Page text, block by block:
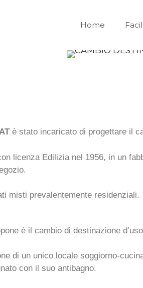
Home
è stato incaricato di progettare il
licenza Edilizia nel 1956, in un
misti prevalentemente residenziali.
è il cambio di destinazione
di un unico locale soggiorno-
con il suo antibagno.